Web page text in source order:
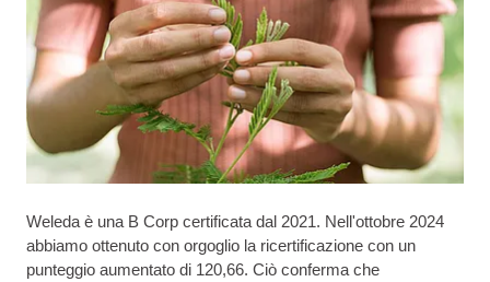
Weleda è una B Corp certificata dal 2021. Nell'ottobre 2024
abbiamo ottenuto con orgoglio la ricertificazione con un
punteggio aumentato di 120,66. Ciò conferma che